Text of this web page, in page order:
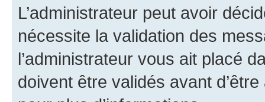
L’administrateur peut avoir
nécessite la validation des
l’administrateur vous ait placé
doivent être validés avant